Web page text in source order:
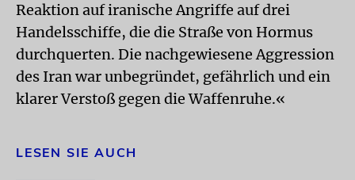
Reaktion auf iranische Angriffe auf drei
Handelsschiffe, die die Straße von Hormus
durchquerten. Die nachgewiesene Aggression
des Iran war unbegründet, gefährlich und ein
klarer Verstoß gegen die Waffenruhe.«
LESEN SIE AUCH